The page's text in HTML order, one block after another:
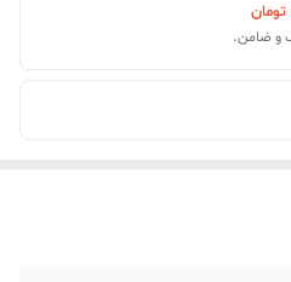
تومان